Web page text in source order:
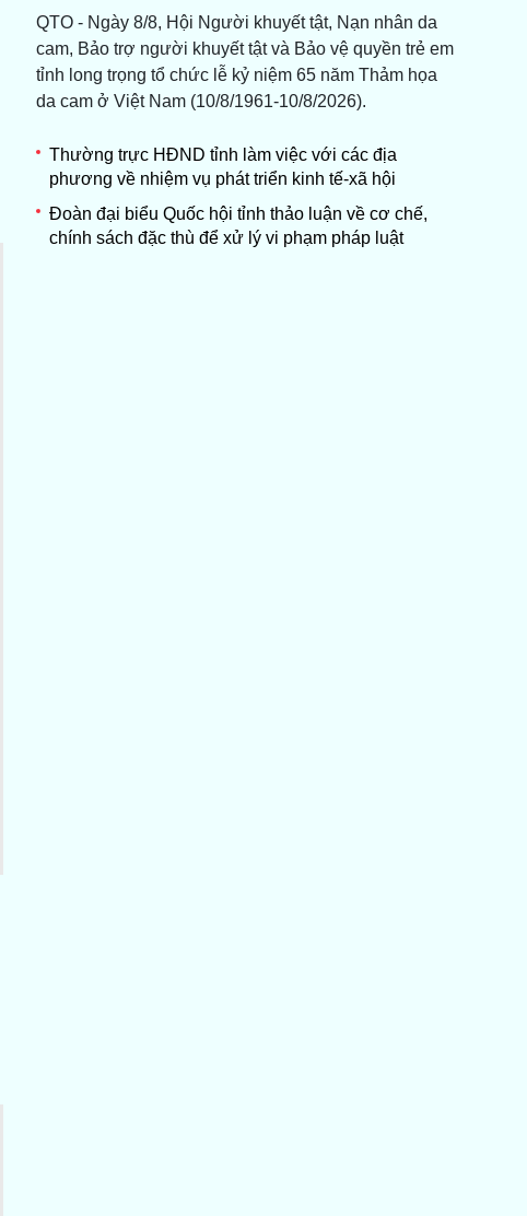
QTO - Ngày 8/8, Hội Người khuyết tật, Nạn nhân da
cam, Bảo trợ người khuyết tật và Bảo vệ quyền trẻ em
tỉnh long trọng tổ chức lễ kỷ niệm 65 năm Thảm họa
da cam ở Việt Nam (10/8/1961-10/8/2026).
Thường trực HĐND tỉnh làm việc với các địa
phương về nhiệm vụ phát triển kinh tế-xã hội
Đoàn đại biểu Quốc hội tỉnh thảo luận về cơ chế,
chính sách đặc thù để xử lý vi phạm pháp luật